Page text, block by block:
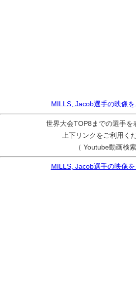
MILLS, Jacob選手の映像
世界大会TOP8までの選手を
上下リンクをご利用く
（ Youtube動画検索
MILLS, Jacob選手の映像